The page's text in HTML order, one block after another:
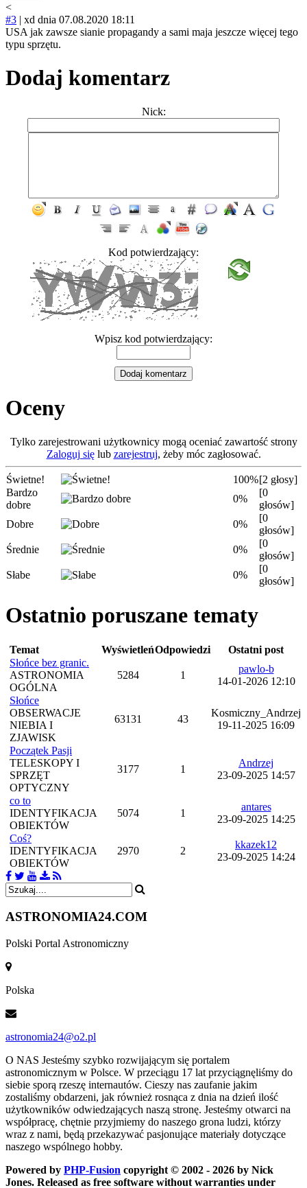
<
#3 | xd dnia 07.08.2020 18:11
USA jak zawsze sianie propagandy a sami maja jeszcze więcej tego
typu sprzętu.
Dodaj komentarz
Nick:
Kod potwierdzający:
Wpisz kod potwierdzający:
Oceny
Tylko zarejestrowani użytkownicy mogą oceniać zawartość strony
Zaloguj sięlub zarejestruj, żeby móc zagłosować.
Świetne! 100%[2 głosy]
Bardzo
dobre
0%
[0
głosów]
Dobre
0%
[0
głosów]
Średnie
0%
[0
głosów]
Słabe
0%
[0
głosów]
Ostatnio poruszane tematy
Temat WyświetleńOdpowiedzi
Ostatni post
Słońce bez granic.
ASTRONOMIA
OGÓLNA
5284 1
pawlo-b
14-01-2026 12:10
Słońce
OBSERWACJE
NIEBIA I
ZJAWISK
63131 43
Kosmiczny_Andrzej
19-11-2025 16:09
Początek Pasji
TELESKOPY I
SPRZĘT
OPTYCZNY
3177 1
Andrzej
23-09-2025 14:57
co to
IDENTYFIKACJA
OBIEKTÓW
5074 1
antares
23-09-2025 14:25
Coś?
IDENTYFIKACJA
OBIEKTÓW
2970 2
kkazek12
23-09-2025 14:24
ASTRONOMIA24.COM
Polski Portal Astronomiczny
Polska
astronomia24@o2.pl
O NAS Jesteśmy szybko rozwijającym się portalem
astronomicznym w Polsce. W przeciągu 17 lat przyciągnęliśmy do
siebie sporą rzeszę internautów. Cieszy nas zaufanie jakim
zostaliśmy obdarzeni, jak również rosnąca z dnia na dzień ilość
użytkowników odwiedzających naszą stronę. Jesteśmy otwarci na
współpracę, chętnie przyjmiemy do naszego grona ludzi, którzy
wraz z nami, będą przekazywać pasjonujące materiały dotyczące
naszego wspólnego hobby.
Powered by PHP-Fusion copyright © 2002 - 2026 by Nick
Jones. Released as free software without warranties under